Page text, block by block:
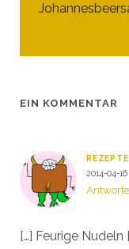
EIN KOMMENTAR
2014-04-16
[…] Feurige Nudeln